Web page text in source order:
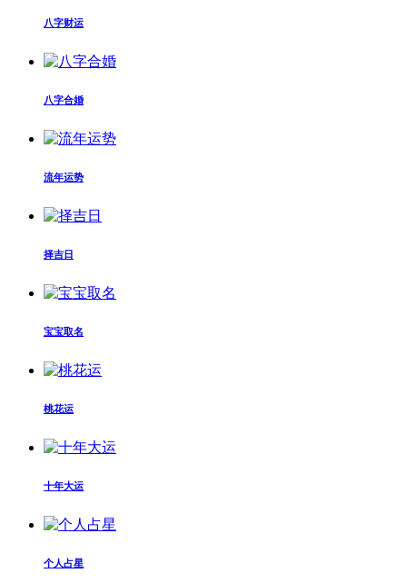
八字财运
八字合婚
流年运势
择吉日
宝宝取名
桃花运
十年大运
个人占星